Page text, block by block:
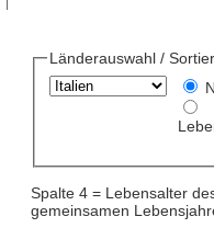
Länderauswahl /
Spalte 4 = Lebensalter
gemeinsamen